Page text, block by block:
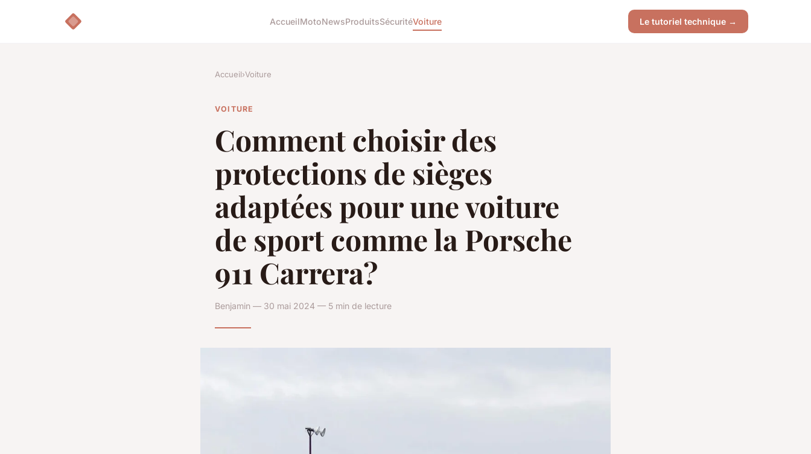
AccueilMotoNewsProduitsSécuritéVoiture Le tutoriel technique →
Accueil›Voiture
VOITURE
Comment choisir des
protections de sièges
adaptées pour une voiture
de sport comme la Porsche
911 Carrera?
Benjamin — 30 mai 2024 — 5 min de lecture